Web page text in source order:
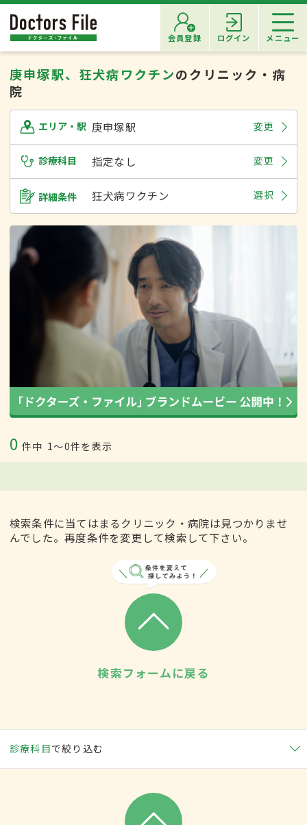
会員登録 ログイン メニュー
庚申塚駅、狂犬病ワクチンのクリニック・病
院
エリア・駅 庚申塚駅 変更
診療科目 指定なし 変更
詳細条件 狂犬病ワクチン 選択
0 件中 1〜0件を表示
検索条件に当てはまるクリニック・病院は見つかりませ
んでした。再度条件を変更して検索して下さい。
検索フォームに戻る
診療科目で絞り込む